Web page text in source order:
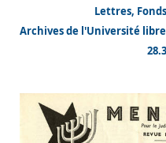
Lettres,
Archives de l'Université libre